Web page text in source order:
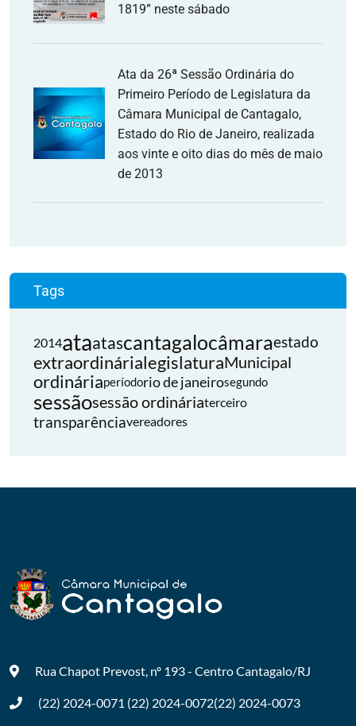
1819” neste sábado
Ata da 26ª Sessão Ordinária do
Primeiro Período de Legislatura da
Câmara Municipal de Cantagalo,
Estado do Rio de Janeiro, realizada
aos vinte e oito dias do mês de maio
de 2013
Tags
2014ataatascantagalocâmaraestado
extraordinárialegislaturaMunicipal
ordináriaperíodorio de janeirosegundo
sessãosessão ordináriaterceiro
transparênciavereadores
Rua Chapot Prevost, nº 193 - CentroCantagalo/RJ
(22) 2024-0071 (22) 2024-0072(22) 2024-0073